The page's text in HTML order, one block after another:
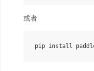
或者
pip install